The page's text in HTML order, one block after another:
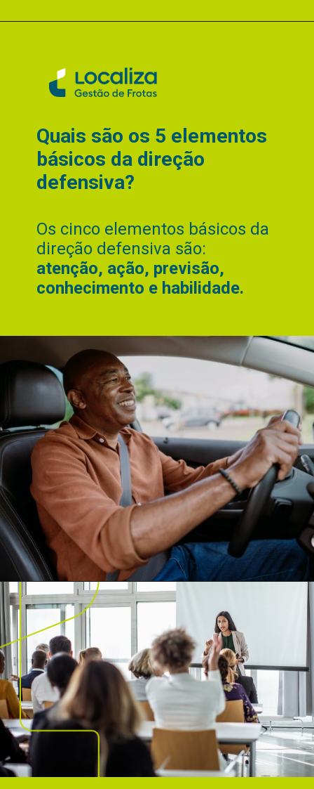
Quais são os 5 elementos
básicos da direção
defensiva?
Os cinco elementos básicos da
direção defensiva são:
atenção, ação, previsão,
conhecimento e habilidade.
Opening https://frotas.localiza.com/blog/direcao-defensiva-treinamento